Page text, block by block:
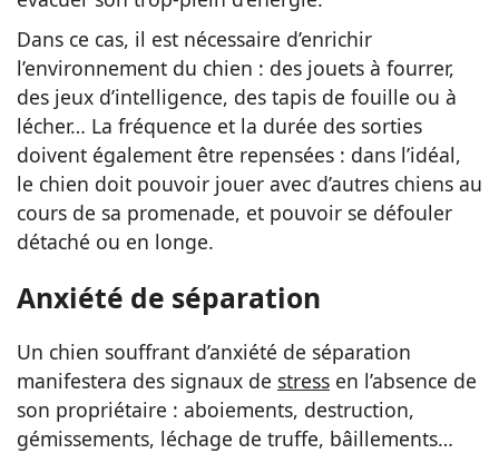
Dans ce cas, il est nécessaire d’enrichir
l’environnement du chien : des jouets à fourrer,
des jeux d’intelligence, des tapis de fouille ou à
lécher… La fréquence et la durée des sorties
doivent également être repensées : dans l’idéal,
le chien doit pouvoir jouer avec d’autres chiens au
cours de sa promenade, et pouvoir se défouler
détaché ou en longe.
Anxiété de séparation
Un chien souffrant d’anxiété de séparation
manifestera des signaux de stress en l’absence de
son propriétaire : aboiements, destruction,
gémissements, léchage de truffe, bâillements…